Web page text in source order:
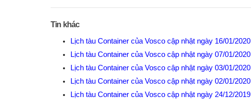
Tin khác
Lịch tàu Container của Vosco cập nhật ngày 16/01/2020
Lịch tàu Container của Vosco cập nhật ngày 07/01/2020
Lịch tàu Container của Vosco cập nhật ngày 03/01/2020
Lịch tàu Container của Vosco cập nhật ngày 02/01/2020
Lịch tàu Container của Vosco cập nhật ngày 24/12/2019